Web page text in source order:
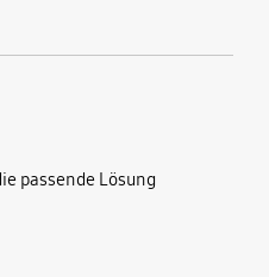
passende Lösung